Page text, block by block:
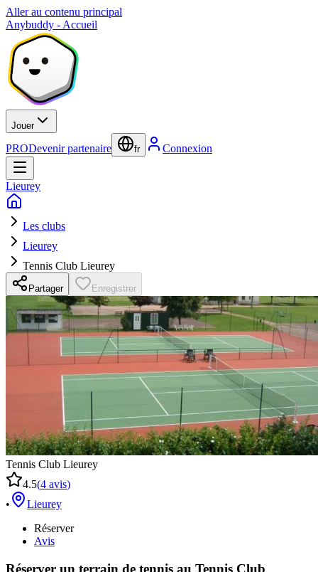
Aller au contenu principal
Anybuddy - Accueil
Jouer
PRODevenir partenaire fr Connexion
Lieurey
Les clubs
Lieurey
Tennis Club Lieurey
Partager Enregistrer
Tennis Club Lieurey
4.5(4 avis)
•
Lieurey
Réserver
Avis
Réserver un terrain de tennis au Tennis Club